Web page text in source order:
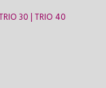
30 | TRIO 40